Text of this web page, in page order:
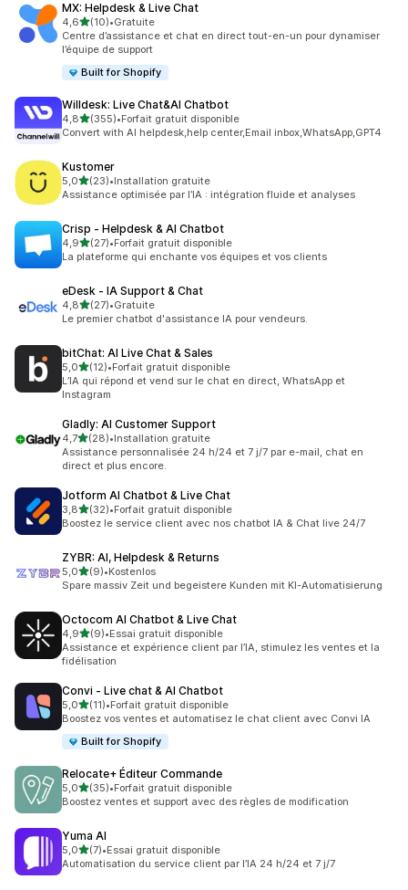
MX: Helpdesk & Live Chat
4,6étoile(s) sur 5
(10)
10 avis au total
•Gratuite
Centre d’assistance et chat en direct tout-en-un pour dynamiser
l’équipe de support
Built for Shopify
Willdesk: Live Chat&AI Chatbot
4,8étoile(s) sur 5
(355)
355 avis au total
•Forfait gratuit disponible
Convert with AI helpdesk,help center,Email inbox,WhatsApp,GPT4
Kustomer
5,0étoile(s) sur 5
(23)
23 avis au total
•Installation gratuite
Assistance optimisée par l’IA : intégration fluide et analyses
Crisp ‑ Helpdesk & AI Chatbot
4,9étoile(s) sur 5
(27)
27 avis au total
•Forfait gratuit disponible
La plateforme qui enchante vos équipes et vos clients
eDesk ‑ IA Support & Chat
4,8étoile(s) sur 5
(27)
27 avis au total
•Gratuite
Le premier chatbot d'assistance IA pour vendeurs.
bitChat: AI Live Chat & Sales
5,0étoile(s) sur 5
(12)
12 avis au total
•Forfait gratuit disponible
L’IA qui répond et vend sur le chat en direct, WhatsApp et
Instagram
Gladly: AI Customer Support
4,7étoile(s) sur 5
(28)
28 avis au total
•Installation gratuite
Assistance personnalisée 24 h/24 et 7 j/7 par e-mail, chat en
direct et plus encore.
Jotform AI Chatbot & Live Chat
3,8étoile(s) sur 5
(32)
32 avis au total
•Forfait gratuit disponible
Boostez le service client avec nos chatbot IA & Chat live 24/7
ZYBR: AI, Helpdesk & Returns
5,0étoile(s) sur 5
(9)
9 avis au total
•Kostenlos
Spare massiv Zeit und begeistere Kunden mit KI-Automatisierung
Octocom AI Chatbot & Live Chat
4,9étoile(s) sur 5
(9)
9 avis au total
•Essai gratuit disponible
Assistance et expérience client par l’IA, stimulez les ventes et la
fidélisation
Convi ‑ Live chat & AI Chatbot
5,0étoile(s) sur 5
(11)
11 avis au total
•Forfait gratuit disponible
Boostez vos ventes et automatisez le chat client avec Convi IA
Built for Shopify
Relocate+ Éditeur Commande
5,0étoile(s) sur 5
(35)
35 avis au total
•Forfait gratuit disponible
Boostez ventes et support avec des règles de modification
Yuma AI
5,0étoile(s) sur 5
(7)
7 avis au total
•Essai gratuit disponible
Automatisation du service client par l’IA 24 h/24 et 7 j/7